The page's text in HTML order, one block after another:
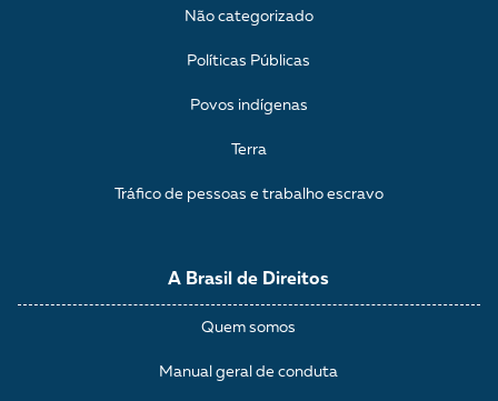
A Brasil de Direitos
Quem somos
Manual geral de conduta
Não categorizado
Políticas Públicas
Povos indígenas
Terra
Tráfico de pessoas e trabalho escravo